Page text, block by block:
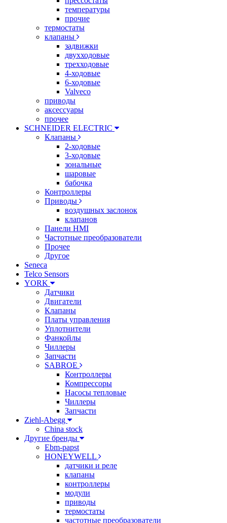
температуры
прочие
термостаты
клапаны
задвижки
двухходовые
трехходовые
4-ходовые
6-ходовые
Valveco
приводы
аксессуары
прочее
SCHNEIDER ELECTRIC
Клапаны
2-ходовые
3-ходовые
зональные
шаровые
бабочка
Контроллеры
Приводы
воздушных заслонок
клапанов
Панели HMI
Частотные преобразователи
Прочее
Другое
Seneca
Telco Sensors
YORK
Датчики
Двигатели
Клапаны
Платы управления
Уплотнители
Фанкойлы
Чиллеры
Запчасти
SABROE
Контроллеры
Компрессоры
Насосы тепловые
Чиллеры
Запчасти
Ziehl-Abegg
China stock
Другие бренды
Ebm-papst
HONEYWELL
датчики и реле
клапаны
контроллеры
модули
приводы
термостаты
частотные преобразователи